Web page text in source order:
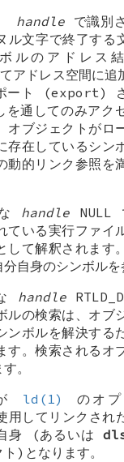
handleで識別
ル文字で終了する
ルのアドレス
アドレス空間に追
ート (export) さ
通してのみアク
オブジェクトがロ
存在しているシン
動的リンク参照を
handle NULL
ている実行ファイ
して解釈されます
自身のシンボルを
handle
ルの検索は、オブ
ンボルを解決する
す。検索されるオ
。
ld(1) のオ
用してリンクされ
自身 (あるいは
)となります。